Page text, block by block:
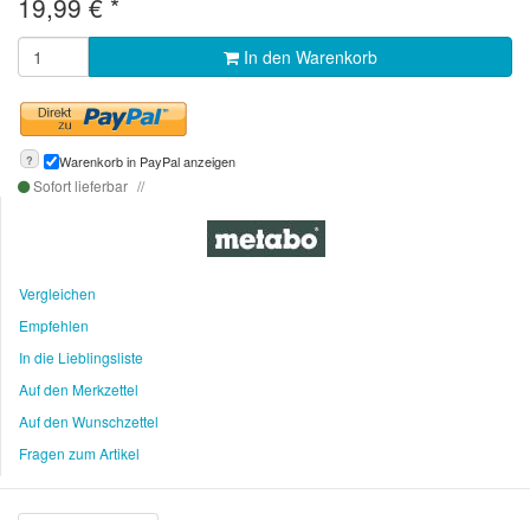
In den Warenkorb
? Warenkorb in PayPal anzeigen
Sofort lieferbar
Vergleichen
Empfehlen
In die Lieblingsliste
Auf den Merkzettel
Auf den Wunschzettel
Fragen zum Artikel